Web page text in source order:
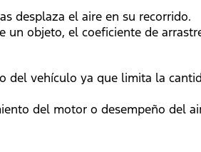
desplaza el aire en su recorrido.
objeto, el coeficiente de
del vehículo ya que limita la
del motor o desempeño del